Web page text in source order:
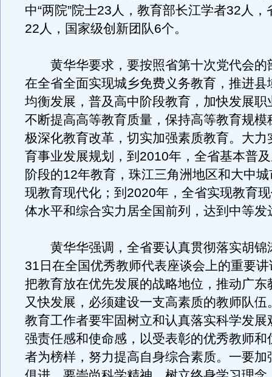
中“两院”院士23人，教育部长江学者32人
22人，国家级创新团队6个。
黄华华要求，要按照省第十次党代会的
在全省全面实现城乡免费义务教育，推进县
均衡发展，普及高中阶段教育，加快发展职
不断提高高等教育质量，保持高等教育规模
极深化教育改革，切实加强素质教育。大力
育事业发展规划，到2010年，全省基本普
阶段的12年教育，珠江三角洲地区和大中
现教育现代化；到2020年，全省实现教育
体水平和综合实力居全国前列，达到中等发
黄华华强调，全省要认真贯彻落实胡锦
31日在全国优秀教师代表座谈会上的重要
把教育放在优先发展的战略地位，推动广东
又快发展，必须建设一支高素质的教师队伍
教育工作者要牢固树立和认真落实科学发展
强责任感和使命感，以受表彰的优秀教师和
者为榜样，努力提高自身综合素质。一要加